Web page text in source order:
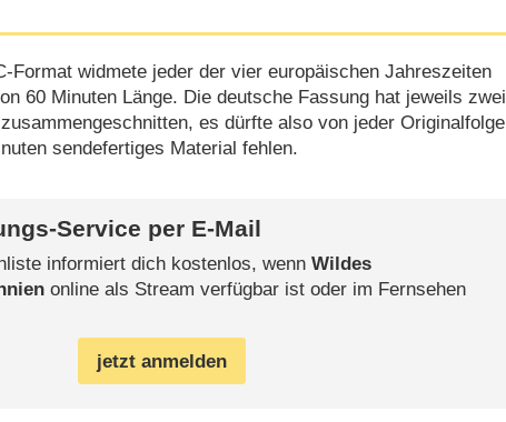
Format widmete jeder der vier europäischen Jahreszeiten
60 Minuten Länge. Die deutsche Fassung hat jeweils zwei
es dürfte also von jeder Originalfolge
sendefertiges Material fehlen.
Service per E-Mail
informiert dich kostenlos, wenn Wildes
online als Stream verfügbar ist oder im Fernsehen
jetzt anmelden